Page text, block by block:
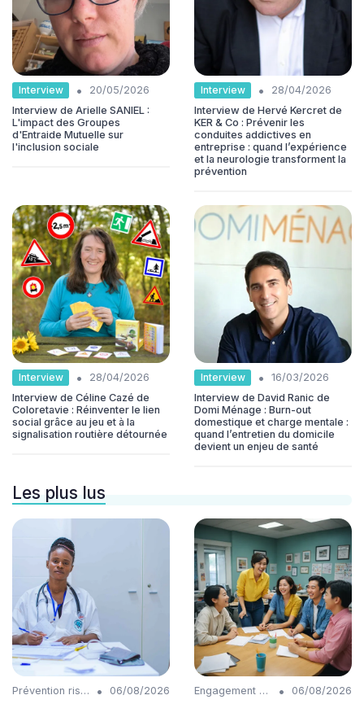
Interview •
20/05/2026
Interview de Arielle SANIEL :
L'impact des Groupes
d'Entraide Mutuelle sur
l'inclusion sociale
Interview •
28/04/2026
Interview de Hervé Kercret de
KER & Co : Prévenir les
conduites addictives en
entreprise : quand l’expérience
et la neurologie transforment la
prévention
Interview •
28/04/2026
Interview de Céline Cazé de
Coloretavie : Réinventer le lien
social grâce au jeu et à la
signalisation routière détournée
Interview •
16/03/2026
Interview de David Ranic de
Domi Ménage : Burn-out
domestique et charge mentale :
quand l’entretien du domicile
devient un enjeu de santé
Les plus lus
Prévention risques •
06/08/2026
Engagement collaborateurs •
06/08/2026